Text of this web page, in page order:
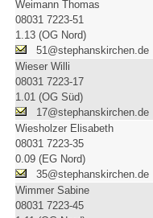
Weimann Thomas
08031 7223-51
1.13 (OG Nord)
51@stephanskirchen.de
Wieser Willi
08031 7223-17
1.01 (OG Süd)
17@stephanskirchen.de
Wiesholzer Elisabeth
08031 7223-35
0.09 (EG Nord)
35@stephanskirchen.de
Wimmer Sabine
08031 7223-45